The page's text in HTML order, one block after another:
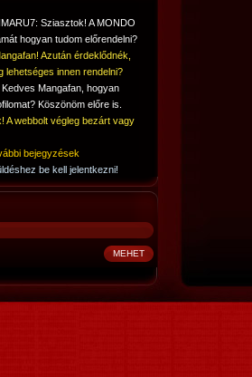
Sziasztok! A MONDO
hogyan tudom előrendelni?
Azután érdeklődnék,
lehetséges innen rendelni?
Mangafan, hogyan
Köszönöm előre is.
A webbolt végleg bezárt vagy
bejegyzések
be kell jelentkezni!